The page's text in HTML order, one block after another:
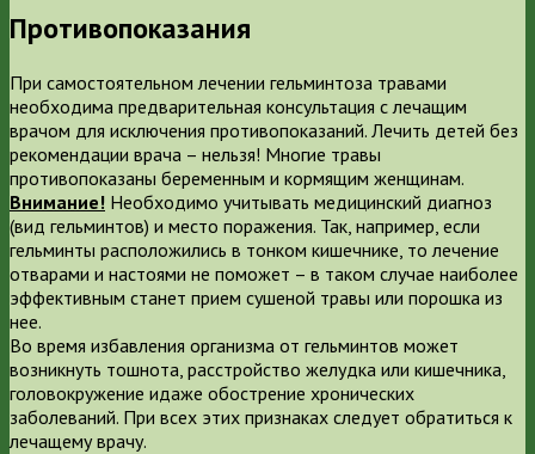
Противопоказания
При самостоятельном лечении гельминтоза травами
необходима предварительная консультация с лечащим
врачом для исключения противопоказаний. Лечить детей без
рекомендации врача – нельзя! Многие травы
противопоказаны беременным и кормящим женщинам.
Внимание! Необходимо учитывать медицинский диагноз
(вид гельминтов) и место поражения. Так, например, если
гельминты расположились в тонком кишечнике, то лечение
отварами и настоями не поможет – в таком случае наиболее
эффективным станет прием сушеной травы или порошка из
нее.
Во время избавления организма от гельминтов может
возникнуть тошнота, расстройство желудка или кишечника,
головокружение идаже обострение хронических
заболеваний. При всех этих признаках следует обратиться к
лечащему врачу.